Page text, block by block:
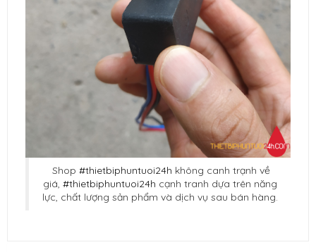
Shop #thietbiphuntuoi24h không canh trạnh về
giá, #thietbiphuntuoi24h cạnh tranh dựa trên năng
lực, chất lượng sản phẩm và dịch vụ sau bán hàng.